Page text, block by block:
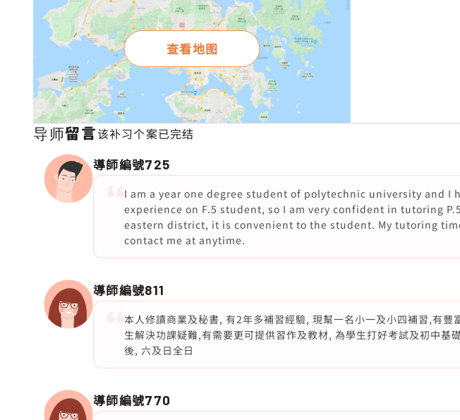
查看地图
导师留言该补习个案已完结
導師編號725
I am a year one degree student of polytechnic university and I
experience on F.5 student, so I am very confident in tutoring
eastern district, it is convenient to the student. My tutoring
contact me at anytime.
導師編號811
本人修讀商業及秘書, 有2年多補習經驗, 現幫一名小一及小四補習,有豐
生解決功課疑難,有需要更可提供習作及教材, 為學生打好考試及初中基
後, 六及日全日
導師編號770